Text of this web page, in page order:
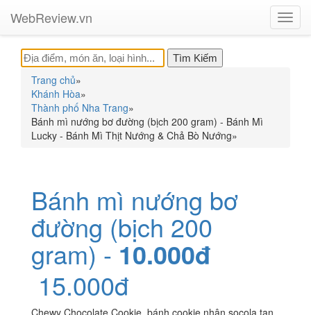
WebReview.vn
Trang chủ»
Khánh Hòa»
Thành phố Nha Trang»
Bánh mì nướng bơ đường (bịch 200 gram) - Bánh Mì
Lucky - Bánh Mì Thịt Nướng & Chả Bò Nướng»
Bánh mì nướng bơ
đường (bịch 200
gram) -10.000đ
15.000đ
Chewy Chocolate Cookie, bánh cookie nhân socola tan